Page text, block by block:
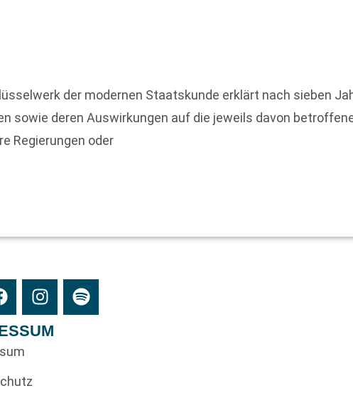
der modernen Staatskunde erklärt nach sieben
sowie deren Auswirkungen auf die jeweils davon
Regierungen oder